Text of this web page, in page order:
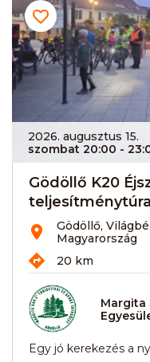
2026. augusztus 15.
szombat 20:00 -
Gödöllő K20
Gödöllő,
Magyarország
20 km
Margita
Egy jó kerekezés a